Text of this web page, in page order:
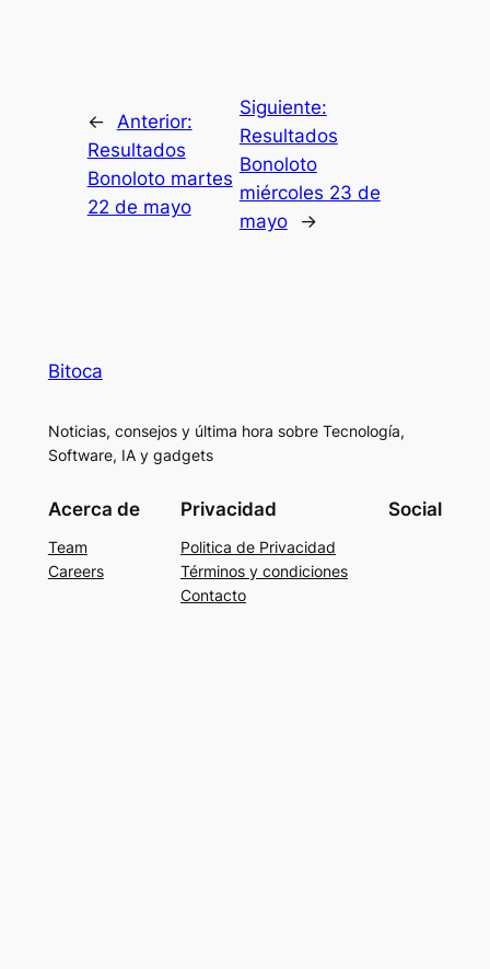
←
Anterior:
Resultados
Bonoloto martes
22 de mayo
Siguiente:
Resultados
Bonoloto
miércoles 23 de
mayo
→
Bitoca
Noticias, consejos y última hora sobre Tecnología,
Software, IA y gadgets
Acerca de
Team
Careers
Privacidad
Politica de Privacidad
Términos y condiciones
Contacto
Social